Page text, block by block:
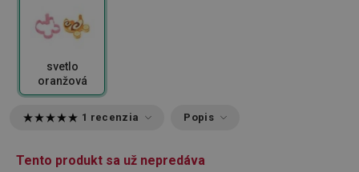
svetlo
oranžová
1 recenzia Popis
Tento produkt sa už nepredáva